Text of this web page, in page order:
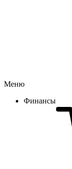
Меню
Финансы